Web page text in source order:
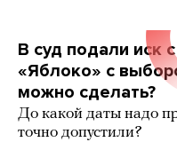
В суд подали иск
«Яблоко» с
можно сделать?
До какой даты надо
точно допустили?